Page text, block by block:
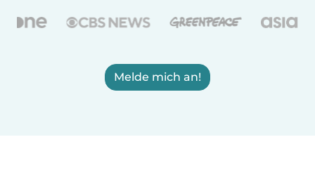
Melde mich an!